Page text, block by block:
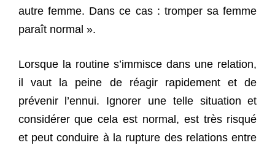
autre femme. Dans ce cas : tromper sa femme
paraît normal ».
Lorsque la routine s’immisce dans une relation,
il vaut la peine de réagir rapidement et de
prévenir l’ennui. Ignorer une telle situation et
considérer que cela est normal, est très risqué
et peut conduire à la rupture des relations entre